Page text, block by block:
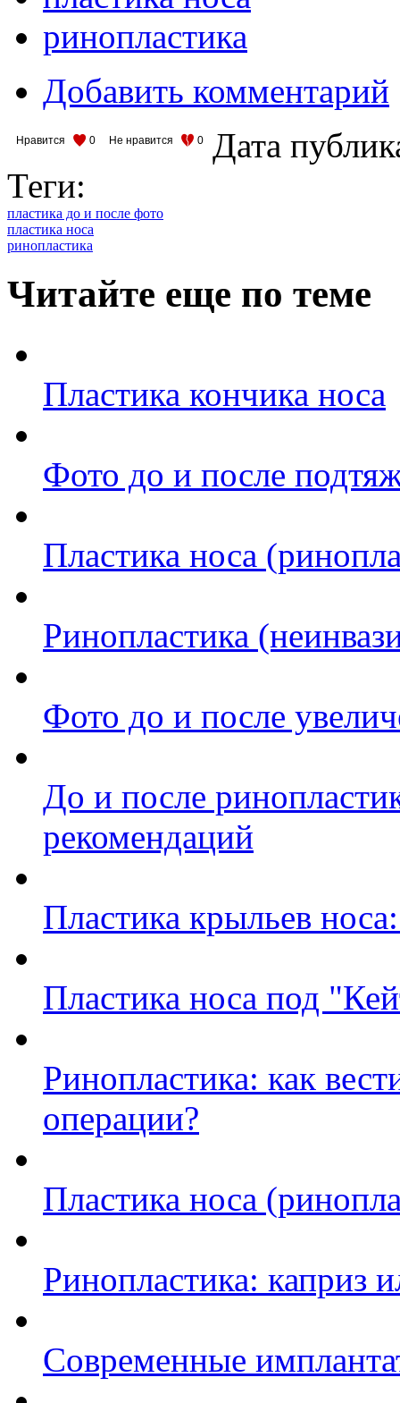
ринопластика
Добавить комментарий
Нравится 0 Не нравится 0
Дата
Теги:
пластика до и после фото
пластика носа
ринопластика
Читайте еще по теме
Пластика кончика носа
Фото до и после
Пластика носа
Ринопластика
Фото до и после
До и после
рекомендаций
Пластика крыльев
Пластика носа под
Ринопластика: как
операции?
Пластика носа
Ринопластика: каприз
Современные